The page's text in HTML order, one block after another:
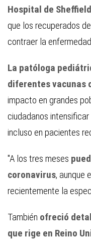
Hospital de
que los recuperados de
contraer la
La patóloga
diferentes vacunas
impacto en grandes
ciudadanos
incluso en pacientes
"A los tres meses
coronavirus, aunque
recientemente la
También ofreció
que rige en Reino